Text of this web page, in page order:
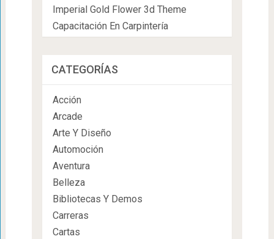
Imperial Gold Flower 3d Theme
Capacitación En Carpintería
CATEGORÍAS
Acción
Arcade
Arte Y Diseño
Automoción
Aventura
Belleza
Bibliotecas Y Demos
Carreras
Cartas